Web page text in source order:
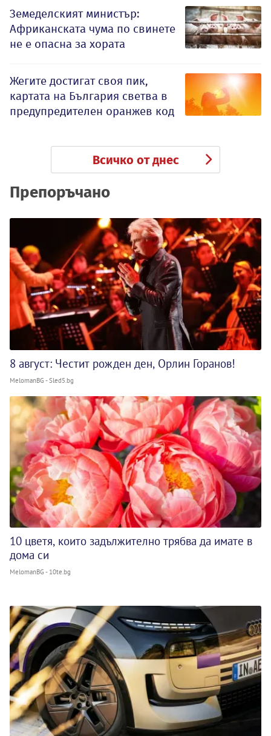
Земеделският министър:
Африканската чума по свинете
не е опасна за хората
Жегите достигат своя пик,
картата на България светва в
предупредителен оранжев код
Всичко от днес
Препоръчано
8 август: Честит рожден ден, Орлин Горанов!
MelomanBG - Sled5.bg
10 цветя, които задължително трябва да имате в
дома си
MelomanBG - 10te.bg